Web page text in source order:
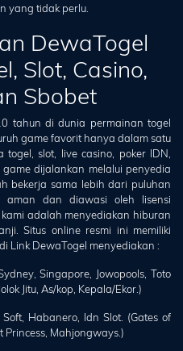
yang tidak perlu.
DewaTogel
Slot, Casino,
Sbobet
tahun di dunia permainan togel
game favorit hanya dalam satu
slot, live casino, poker IDN,
dijalankan melalui penyedia
bekerja sama lebih dari puluhan
aman dan diawasi oleh lisensi
kami adalah menyediakan hiburan
Situs online resmi ini memiliki
Link DewaTogel menyediakan :
Singapore, Jowopools, Toto
Jitu, As/kop, Kepala/Ekor.)
Habanero, Idn Slot. (Gates of
Princess, Mahjongways.)